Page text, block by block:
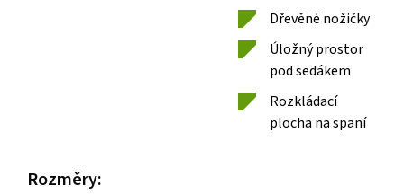
Dřevěné nožičky
Úložný prostor
pod sedákem
Rozkládací
plocha na spaní
Rozměry: